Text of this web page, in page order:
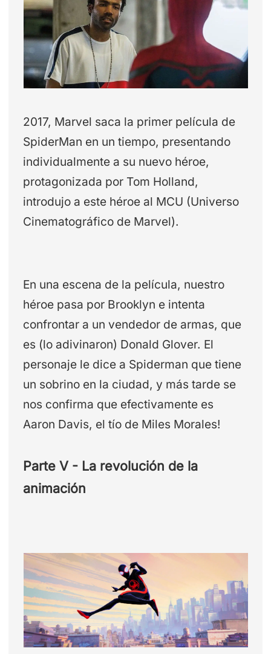
2017, Marvel saca la primer película de
SpiderMan en un tiempo, presentando
individualmente a su nuevo héroe,
protagonizada por Tom Holland,
introdujo a este héroe al MCU (Universo
Cinematográfico de Marvel).
En una escena de la película, nuestro
héroe pasa por Brooklyn e intenta
confrontar a un vendedor de armas, que
es (lo adivinaron) Donald Glover. El
personaje le dice a Spiderman que tiene
un sobrino en la ciudad, y más tarde se
nos confirma que efectivamente es
Aaron Davis, el tío de Miles Morales!
Parte V - La revolución de la
animación